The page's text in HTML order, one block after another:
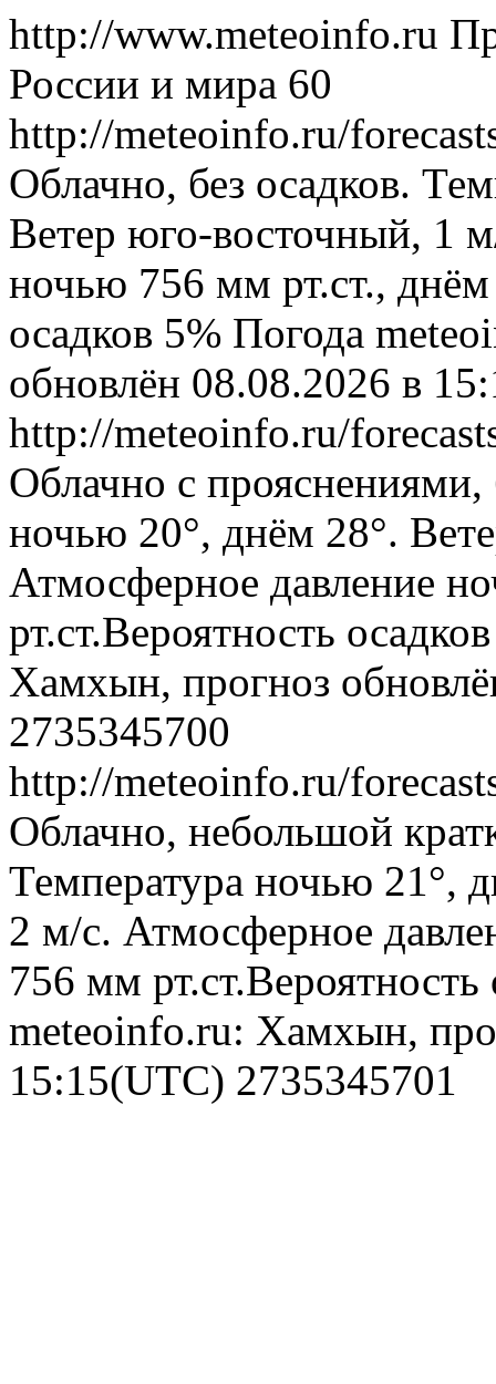
http://www.meteoinfo.ru
России и мира 60
http://meteoinfo.ru/
Облачно, без осадков.
Ветер юго-восточный, 1
ночью 756 мм рт.ст.,
осадков 5% Погода
обновлён 08.08.2026 в
http://meteoinfo.ru/
Облачно с прояснениями,
ночью 20°, днём 28°.
Атмосферное давление
рт.ст.Вероятность
Хамхын, прогноз
2735345700
http://meteoinfo.ru/
Облачно, небольшой
Температура ночью 21°,
2 м/с. Атмосферное
756 мм рт.ст.Вероятность
meteoinfo.ru: Хамхын,
15:15(UTC) 2735345701